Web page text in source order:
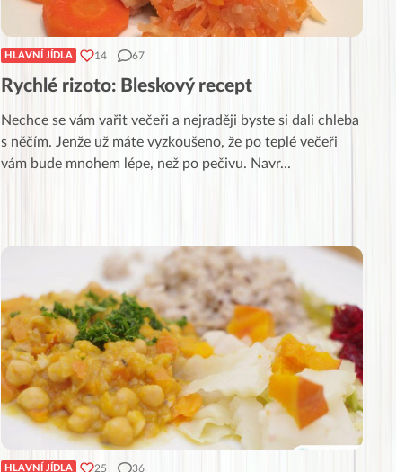
HLAVNÍ JÍDLA 14 67
Rychlé rizoto: Bleskový recept
Nechce se vám vařit večeři a nejraději byste si dali chleba
s něčím. Jenže už máte vyzkoušeno, že po teplé večeři
vám bude mnohem lépe, než po pečivu. Navr...
HLAVNÍ JÍDLA 25 36